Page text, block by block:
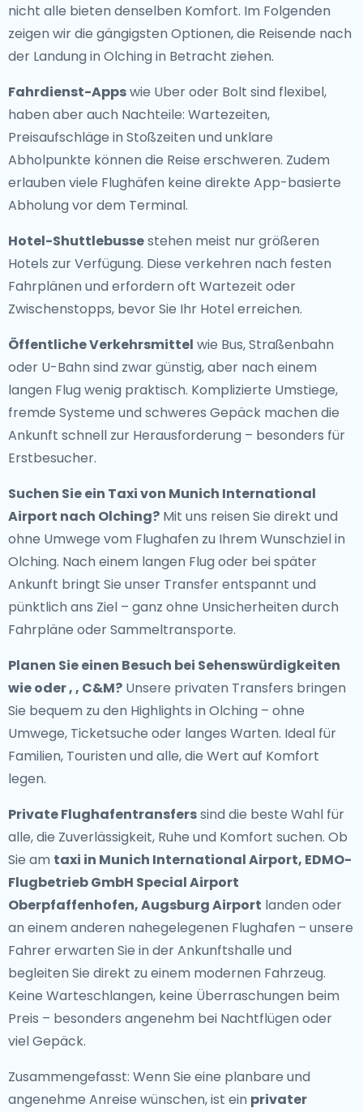
nicht alle bieten denselben Komfort. Im Folgenden
zeigen wir die gängigsten Optionen, die Reisende nach
der Landung in Olching in Betracht ziehen.
Fahrdienst-Appswie Uber oder Bolt sind flexibel,
haben aber auch Nachteile: Wartezeiten,
Preisaufschläge in Stoßzeiten und unklare
Abholpunkte können die Reise erschweren. Zudem
erlauben viele Flughäfen keine direkte App-basierte
Abholung vor dem Terminal.
Hotel-Shuttlebussestehen meist nur größeren
Hotels zur Verfügung. Diese verkehren nach festen
Fahrplänen und erfordern oft Wartezeit oder
Zwischenstopps, bevor Sie Ihr Hotel erreichen.
Öffentliche Verkehrsmittel wie Bus, Straßenbahn
oder U-Bahn sind zwar günstig, aber nach einem
langen Flug wenig praktisch. Komplizierte Umstiege,
fremde Systeme und schweres Gepäck machen die
Ankunft schnell zur Herausforderung – besonders für
Erstbesucher.
Suchen Sie ein Taxi von Munich International
Airport nach Olching? Mit uns reisen Sie direkt und
ohne Umwege vom Flughafen zu Ihrem Wunschziel in
Olching. Nach einem langen Flug oder bei später
Ankunft bringt Sie unser Transfer entspannt und
pünktlich ans Ziel – ganz ohne Unsicherheiten durch
Fahrpläne oder Sammeltransporte.
Planen Sie einen Besuch bei Sehenswürdigkeiten
wie oder , , C&M? Unsere privaten Transfers bringen
Sie bequem zu den Highlights in Olching – ohne
Umwege, Ticketsuche oder langes Warten. Ideal für
Familien, Touristen und alle, die Wert auf Komfort
legen.
Private Flughafentransferssind die beste Wahl für
alle, die Zuverlässigkeit, Ruhe und Komfort suchen. Ob
Sie am taxi in Munich International Airport, EDMO-
Flugbetrieb GmbH Special Airport
Oberpfaffenhofen, Augsburg Airport landen oder
an einem anderen nahegelegenen Flughafen – unsere
Fahrer erwarten Sie in der Ankunftshalle und
begleiten Sie direkt zu einem modernen Fahrzeug.
Keine Warteschlangen, keine Überraschungen beim
Preis – besonders angenehm bei Nachtflügen oder
viel Gepäck.
Zusammengefasst: Wenn Sie eine planbare und
angenehme Anreise wünschen, ist ein privater